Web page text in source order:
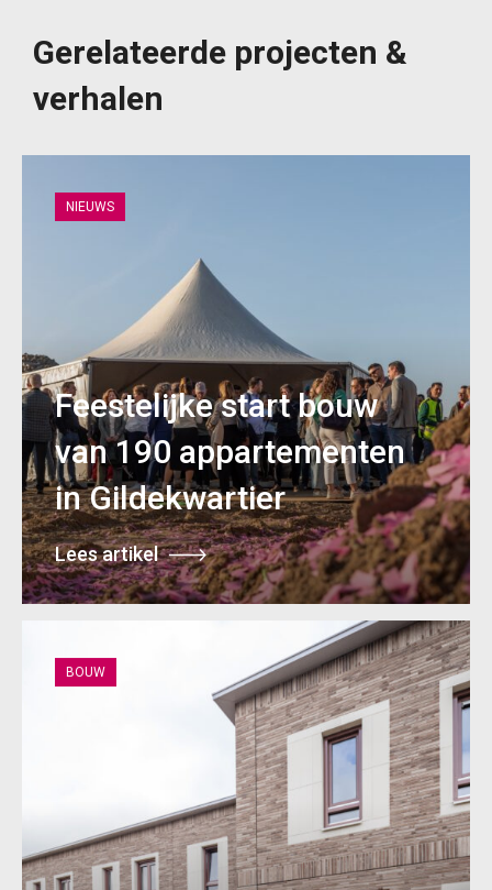
Gerelateerde projecten &
verhalen
NIEUWS
Feestelijke start bouw
van 190 appartementen
in Gildekwartier
Lees artikel
BOUW